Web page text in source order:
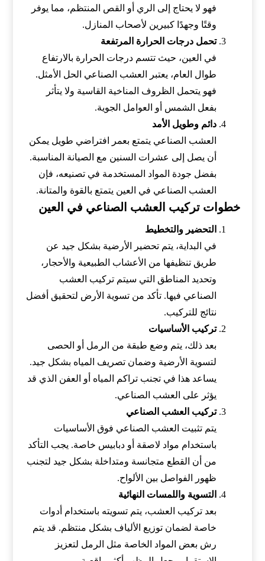
فهو لا يحتاج إلى الري أو القص المنتظم، مما يوفر
وقتًا وجهدًا كبيرين لأصحاب المنازل.
تحمل درجات الحرارة المرتفعة
في العين، حيث تتسم درجات الحرارة بالارتفاع
طوال العام، يعتبر العشب الصناعي الحل الأمثل.
فهو يتحمل الظروف المناخية القاسية ولا يتأثر
بفعل الشمس أو العوامل الجوية.
دائم وطويل الأمد
العشب الصناعي يتمتع بعمر افتراضي طويل يمكن
أن يصل إلى عشرات السنين مع الصيانة المناسبة.
بفضل جودة المواد المستخدمة في تصنيعه، فإن
العشب الصناعي في العين يتمتع بالقوة والمتانة.
خطوات تركيب العشب الصناعي في العين
التحضير والتخطيط
في البداية، يتم تحضير الأرضية بشكل جيد عن
طريق تنظيفها من الأعشاب الطبيعية والأحجار،
وتحديد المناطق التي سيتم تركيب العشب
الصناعي فيها. تأكد من تسوية الأرض لتحقيق أفضل
نتائج للتركيب.
تركيب الأساسيات
بعد ذلك، يتم وضع طبقة من الرمل أو الحصى
لتسوية الأرضية وضمان تصريف المياه بشكل جيد.
يساعد هذا في تجنب تراكم المياه أو العفن الذي قد
يؤثر على العشب الصناعي.
تركيب العشب الصناعي
يتم تثبيت العشب الصناعي فوق الأساسيات
باستخدام مواد لاصقة أو دبابيس خاصة. يجب التأكد
من أن القطع متجانسة ومتداخلة بشكل جيد لتجنب
ظهور الفواصل بين الألواح.
التسوية واللمسات النهائية
بعد تركيب العشب، يتم تسويته باستخدام أدوات
خاصة لضمان توزيع الألياف بشكل منتظم. قد يتم
رش بعض المواد الخاصة مثل الرمل لتعزيز